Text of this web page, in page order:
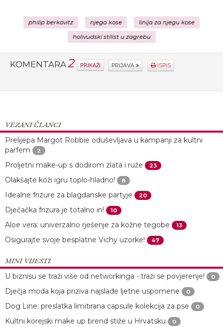
philip berkovitz njega kose linija za njegu kose
holivudski stilist u zagrebu
KOMENTARA 2 PRIKAŽI PRIJAVA ISPIS
VEZANI ČLANCI
Prelijepa Margot Robbie oduševljava u kampanji za kultni
parfem
2
Proljetni make-up s dodirom zlata i ruže 23
Olakšajte koži igru toplo-hladno! 8
Idealne frizure za blagdanske partyje 20
Dječačka frizura je totalno in! 10
Aloe vera: univerzalno rješenje za kožne tegobe 13
Osigurajte svoje besplatne Vichy uzorke! 47
MINI VIJESTI
U biznisu se traži više od networkinga - traži se povjerenje!
0
Dječja moda koja priziva najslađe ljetne uspomene 0
Dog Line: preslatka limitirana capsule kolekcija za pse 0
Kultni korejski make up brend stiže u Hrvatsku 0